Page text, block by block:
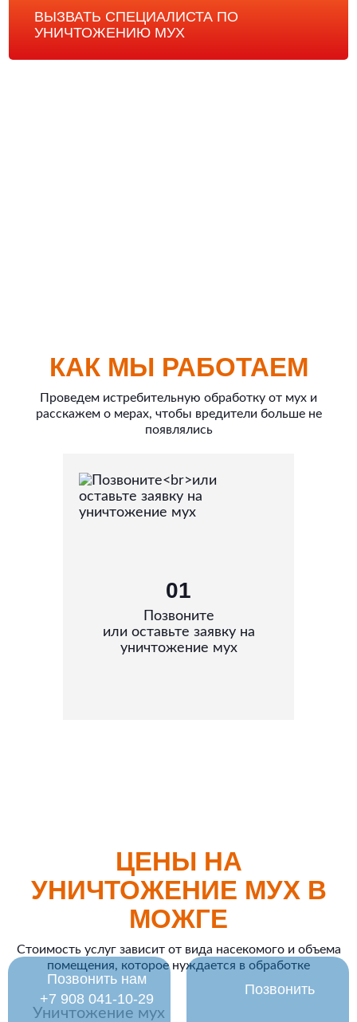
Позвонить нам
‪+7 908 041-10-29
Позвонить
ВЫЗВАТЬ СПЕЦИАЛИСТА ПО
УНИЧТОЖЕНИЮ МУХ
КАК МЫ РАБОТАЕМ
Проведем истребительную обработку от мух и
расскажем о мерах, чтобы вредители больше не
появлялись
01
Позвоните
или оставьте заявку на
уничтожение мух
ЦЕНЫ НА
УНИЧТОЖЕНИЕ МУХ В
МОЖГЕ
Стоимость услуг зависит от вида насекомого и объема
помещения, которое нуждается в обработке
Уничтожение мух